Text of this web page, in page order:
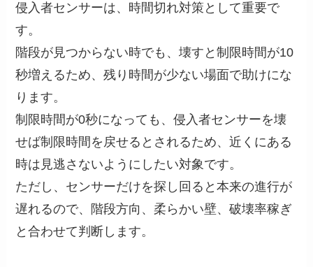
侵入者センサーは、時間切れ対策として重要で
す。
階段が見つからない時でも、壊すと制限時間が10
秒増えるため、残り時間が少ない場面で助けにな
ります。
制限時間が0秒になっても、侵入者センサーを壊
せば制限時間を戻せるとされるため、近くにある
時は見逃さないようにしたい対象です。
ただし、センサーだけを探し回ると本来の進行が
遅れるので、階段方向、柔らかい壁、破壊率稼ぎ
と合わせて判断します。